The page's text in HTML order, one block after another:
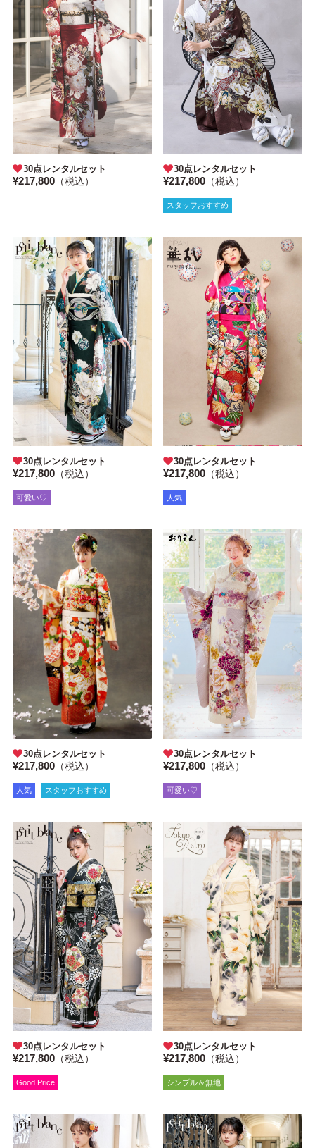
30点レンタルセット
¥217,800（税込）
30点レンタルセット
¥217,800 （税込）
スタッフおすすめ
30点レンタルセット
¥217,800（税込）
可愛い♡
30点レンタルセット
¥217,800 （税込）
人気
30点レンタルセット
¥217,800（税込）
人気 スタッフおすすめ
30点レンタルセット
¥217,800 （税込）
可愛い♡
30点レンタルセット
¥217,800（税込）
Good Price
30点レンタルセット
¥217,800 （税込）
シンプル＆無地